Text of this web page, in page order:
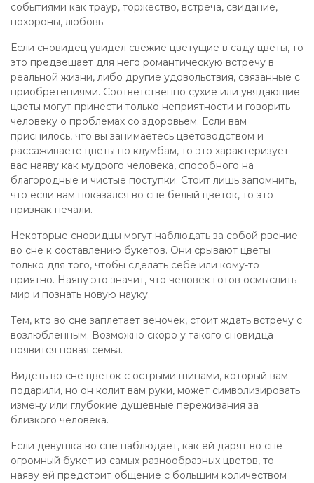
событиями как траур, торжество, встреча, свидание,
похороны, любовь.
Если сновидец увидел свежие цветущие в саду цветы, то
это предвещает для него романтическую встречу в
реальной жизни, либо другие удовольствия, связанные с
приобретениями. Соответственно сухие или увядающие
цветы могут принести только неприятности и говорить
человеку о проблемах со здоровьем. Если вам
приснилось, что вы занимаетесь цветоводством и
рассаживаете цветы по клумбам, то это характеризует
вас наяву как мудрого человека, способного на
благородные и чистые поступки. Стоит лишь запомнить,
что если вам показался во сне белый цветок, то это
признак печали.
Некоторые сновидцы могут наблюдать за собой рвение
во сне к составлению букетов. Они срывают цветы
только для того, чтобы сделать себе или кому-то
приятно. Наяву это значит, что человек готов осмыслить
мир и познать новую науку.
Тем, кто во сне заплетает веночек, стоит ждать встречу с
возлюбленным. Возможно скоро у такого сновидца
появится новая семья.
Видеть во сне цветок с острыми шипами, который вам
подарили, но он колит вам руки, может символизировать
измену или глубокие душевные переживания за
близкого человека.
Если девушка во сне наблюдает, как ей дарят во сне
огромный букет из самых разнообразных цветов, то
наяву ей предстоит общение с большим количеством